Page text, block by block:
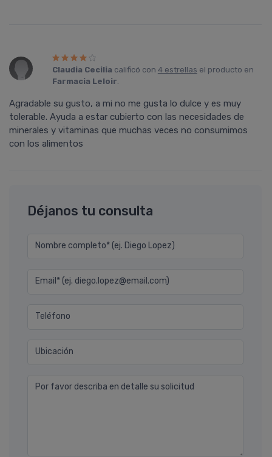
Claudia Cecilia calificó con 4 estrellas el producto en
Farmacia Leloir.
Agradable su gusto, a mi no me gusta lo dulce y es muy
tolerable. Ayuda a estar cubierto con las necesidades de
minerales y vitaminas que muchas veces no consumimos
con los alimentos
Déjanos tu consulta
Nombre completo* (ej. Diego Lopez)
Email* (ej. diego.lopez@email.com)
Teléfono
Ubicación
Por favor describa en detalle su solicitud